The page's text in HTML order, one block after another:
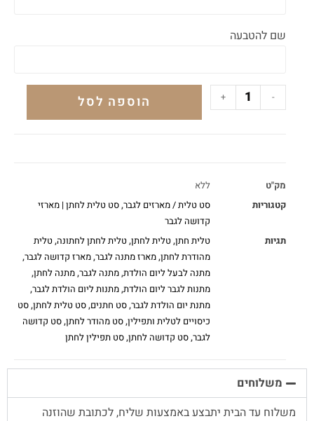
שם להטבעה
-
+ הוספה לסל
מק"ט
ללא
קטגוריות
סט טלית / מארזים לגבר,סט טלית לחתן | מארזי
קדושה לגבר
תגיות
טלית חתן,טלית לחתן,טלית לחתן לחתונה,טלית
מהודרת לחתן,מארז מתנה לגבר,מארז קדושה לגבר,
מתנה לבעל ליום הולדת,מתנה לגבר,מתנה לחתן,
מתנות לגבר ליום הולדת,מתנות ליום הולדת לגבר,
מתנת יום הולדת לגבר,סט חתנים,סט טלית לחתן,סט
כיסויים לטלית ותפילין,סט מהודר לחתן,סט קדושה
לגבר,סט קדושה לחתן,סט תפילין לחתן
משלוחים
משלוח עד הבית יתבצע באמצעות שליח, לכתובת שהוזנה